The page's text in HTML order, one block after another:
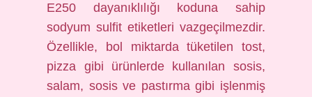
E250 dayanıklılığı koduna sahip
sodyum sulfit etiketleri vazgeçilmezdir.
Özellikle, bol miktarda tüketilen tost,
pizza gibi ürünlerde kullanılan sosis,
salam, sosis ve pastırma gibi işlenmiş